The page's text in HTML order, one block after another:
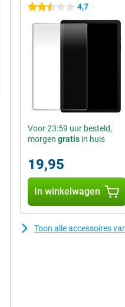
2.5 sterren 4,7
Voor 23:59 uur besteld,
morgen gratis in huis
19,95
In winkelwagen
Toon alle accessoires